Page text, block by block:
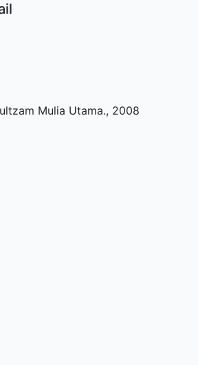
Mulia Utama., 2008